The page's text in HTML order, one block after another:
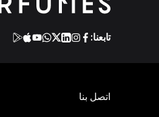
تابعنا:
اتصل بنا